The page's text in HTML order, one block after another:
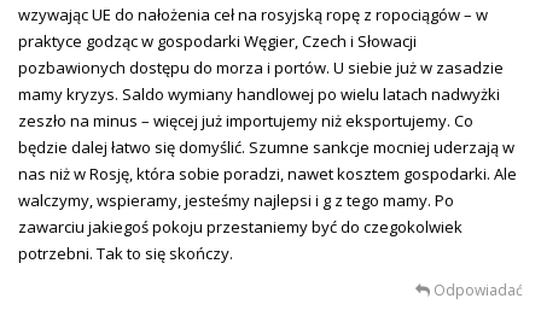
wzywając UE do nałożenia ceł na rosyjską ropę z ropociągów – w
praktyce godząc w gospodarki Węgier, Czech i Słowacji
pozbawionych dostępu do morza i portów. U siebie już w zasadzie
mamy kryzys. Saldo wymiany handlowej po wielu latach nadwyżki
zeszło na minus – więcej już importujemy niż eksportujemy. Co
będzie dalej łatwo się domyślić. Szumne sankcje mocniej uderzają w
nas niż w Rosję, która sobie poradzi, nawet kosztem gospodarki. Ale
walczymy, wspieramy, jesteśmy najlepsi i g z tego mamy. Po
zawarciu jakiegoś pokoju przestaniemy być do czegokolwiek
potrzebni. Tak to się skończy.
Odpowiadać